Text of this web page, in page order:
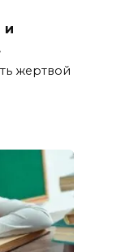
и
жертвой